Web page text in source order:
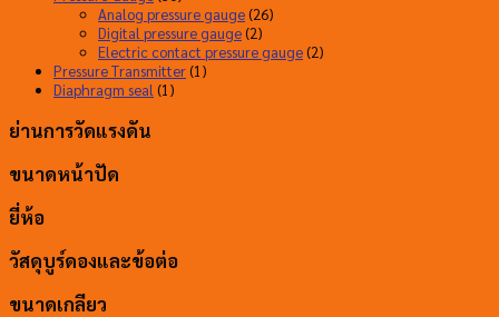
สินค้า
Analog pressure gauge 2626
Digital pressure gauge 22
สินค้า
Electric contact pressure gauge 22
Pressure Transmitter 1 1
Diaphragm seal 1 1
ย่านการวัดแรงดัน
ขนาดหน้าปัด
ยี่ห้อ
วัสดุบูร์ดองและข้อต่อ
ขนาดเกลียว